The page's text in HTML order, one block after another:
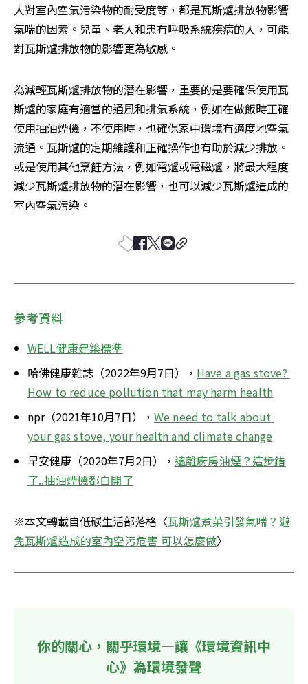
人對室內空氣污染物的耐受度等，都是瓦斯爐排放物影響
氣喘的因素。兒童、老人和患有呼吸系統疾病的人，可能
對瓦斯爐排放物的影響更為敏感。
為減輕瓦斯爐排放物的潛在影響，重要的是要確保使用瓦
斯爐的家庭有適當的通風和排氣系統，例如在做飯時正確
使用抽油煙機，不使用時，也確保家中環境有適度地空氣
流通。瓦斯爐的定期維護和正確操作也有助於減少排放。
或是使用其他烹飪方法，例如電爐或電磁爐，將最大程度
減少瓦斯爐排放物的潛在影響，也可以減少瓦斯爐造成的
室內空氣污染。
參考資料
WELL健康建築標準
哈佛健康雜誌（2022年9月7日）， Have a gas stove?
How to reduce pollution that may harm health
npr（2021年10月7日）， We need to talk about
your gas stove, your health and climate change
早安健康（2020年7月2日）， 遠離廚房油煙？這步錯
了..抽油煙機都白開了
※本文轉載自低碳生活部落格〈瓦斯爐煮菜引發氣喘？避
免瓦斯爐造成的室內空污危害 可以怎麼做〉
你的關心，關乎環境—讓《環境資訊中
心》為環境發聲